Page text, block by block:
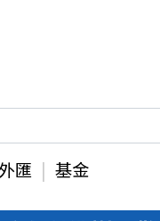
匯 基金